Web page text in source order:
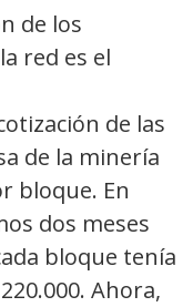
de los
red es el
de las
de la minería
bloque. En
dos meses
bloque tenía
Ahora,